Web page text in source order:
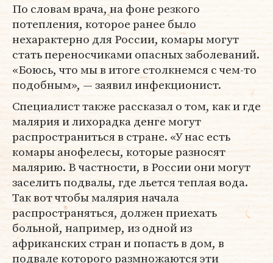
По словам врача, на фоне резкого
потепления, которое ранее было
нехарактерно для России, комары могут
стать переносчиками опасных заболеваний.
«Боюсь, что мы в итоге столкнемся с чем-то
подобным», — заявил инфекционист.
Специалист также рассказал о том, как и где
малярия и лихорадка денге могут
распространиться в стране. «У нас есть
комары анофелесы, которые разносят
малярию. В частности, в России они могут
заселить подвалы, где льется теплая вода.
Так вот чтобы малярия начала
распространяться, должен приехать
больной, например, из одной из
африканских стран и попасть в дом, в
подвале которого размножаются эти